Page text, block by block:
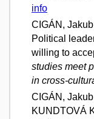
info
CIGÁN,
Political
willing to
studies meet
in cross-
CIGÁN,
KUNDTOVÁ